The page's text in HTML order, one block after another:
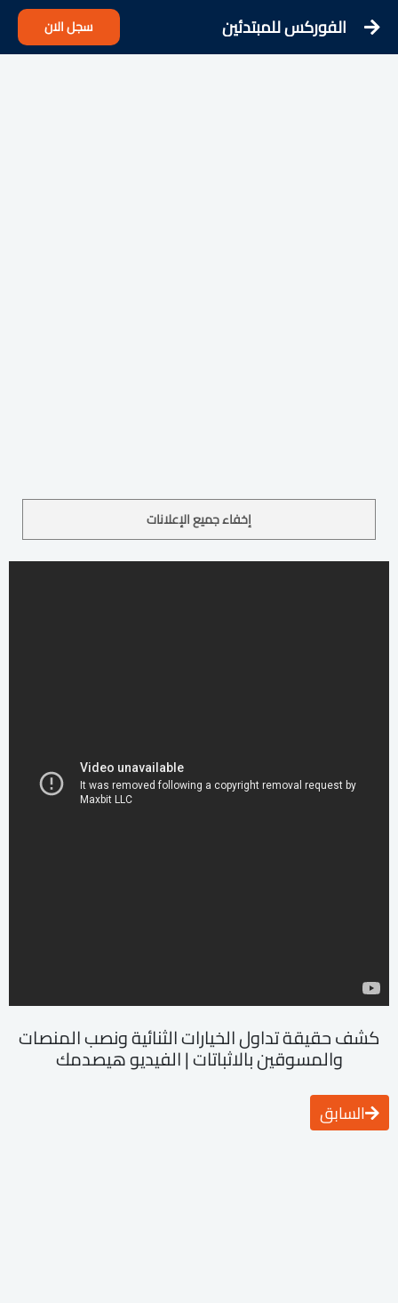
الفوركس للمبتدئين سجل الان
إخفاء جميع الإعلانات
كشف حقيقة تداول الخيارات الثنائية ونصب المنصات
والمسوقين بالاثباتات | الفيديو هيصدمك
السابق